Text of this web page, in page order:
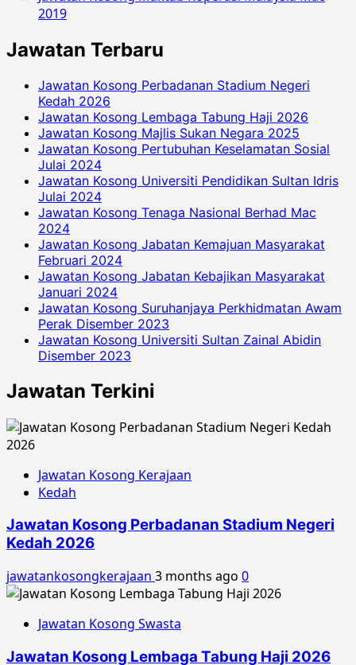
2019
Jawatan Terbaru
Jawatan Kosong Perbadanan Stadium Negeri
Kedah 2026
Jawatan Kosong Lembaga Tabung Haji 2026
Jawatan Kosong Majlis Sukan Negara 2025
Jawatan Kosong Pertubuhan Keselamatan Sosial
Julai 2024
Jawatan Kosong Universiti Pendidikan Sultan Idris
Julai 2024
Jawatan Kosong Tenaga Nasional Berhad Mac
2024
Jawatan Kosong Jabatan Kemajuan Masyarakat
Februari 2024
Jawatan Kosong Jabatan Kebajikan Masyarakat
Januari 2024
Jawatan Kosong Suruhanjaya Perkhidmatan Awam
Perak Disember 2023
Jawatan Kosong Universiti Sultan Zainal Abidin
Disember 2023
Jawatan Terkini
Jawatan Kosong Kerajaan
Kedah
Jawatan Kosong Perbadanan Stadium Negeri
Kedah 2026
jawatankosongkerajaan 3 months ago 0
Jawatan Kosong Swasta
Jawatan Kosong Lembaga Tabung Haji 2026